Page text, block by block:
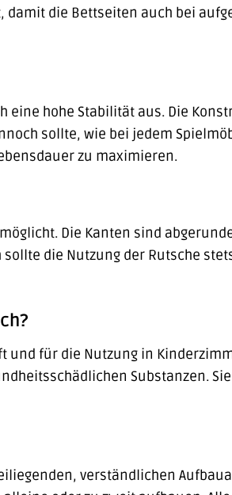
damit die Bettseiten auch bei
eine hohe Stabilität aus. Die
sollte, wie bei jedem
zu maximieren.
Die Kanten sind
die Nutzung der Rutsche
für die Nutzung in
Substanzen.
verständlichen